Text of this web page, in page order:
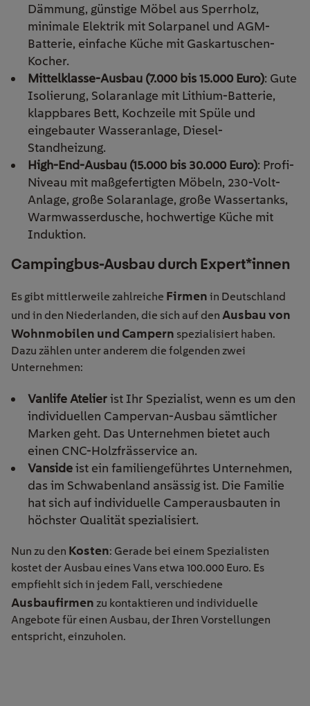
Dämmung, günstige Möbel aus Sperrholz,
minimale Elektrik mit Solarpanel und AGM-
Batterie, einfache Küche mit Gaskartuschen-
Kocher.
Mittelklasse-Ausbau (7.000 bis 15.000 Euro): Gute
Isolierung, Solaranlage mit Lithium-Batterie,
klappbares Bett, Kochzeile mit Spüle und
eingebauter Wasseranlage, Diesel-
Standheizung.
High-End-Ausbau (15.000 bis 30.000 Euro): Profi-
Niveau mit maßgefertigten Möbeln, 230-Volt-
Anlage, große Solaranlage, große Wassertanks,
Warmwasserdusche, hochwertige Küche mit
Induktion.
Campingbus-Ausbau durch Expert*innen
Es gibt mittlerweile zahlreiche Firmen in Deutschland
und in den Niederlanden, die sich auf den Ausbau von
Wohnmobilen und Campern spezialisiert haben.
Dazu zählen unter anderem die folgenden zwei
Unternehmen:
Vanlife Atelierist Ihr Spezialist, wenn es um den
individuellen Campervan-Ausbau sämtlicher
Marken geht. Das Unternehmen bietet auch
einen CNC-Holzfrässervice an.
Vansideist ein familiengeführtes Unternehmen,
das im Schwabenland ansässig ist. Die Familie
hat sich auf individuelle Camperausbauten in
höchster Qualität spezialisiert.
Nun zu den Kosten: Gerade bei einem Spezialisten
kostet der Ausbau eines Vans etwa 100.000 Euro. Es
empfiehlt sich in jedem Fall, verschiedene
Ausbaufirmen zu kontaktieren und individuelle
Angebote für einen Ausbau, der Ihren Vorstellungen
entspricht, einzuholen.